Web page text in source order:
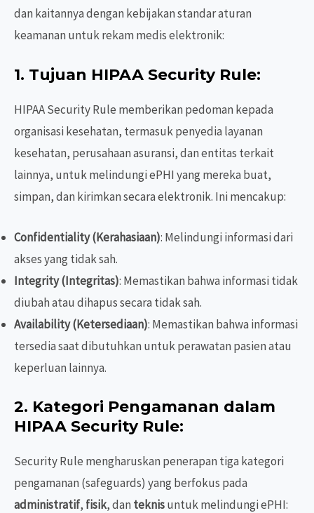
dan kaitannya dengan kebijakan standar aturan
keamanan untuk rekam medis elektronik:
1. Tujuan HIPAA Security Rule:
HIPAA Security Rule memberikan pedoman kepada
organisasi kesehatan, termasuk penyedia layanan
kesehatan, perusahaan asuransi, dan entitas terkait
lainnya, untuk melindungi ePHI yang mereka buat,
simpan, dan kirimkan secara elektronik. Ini mencakup:
Confidentiality (Kerahasiaan): Melindungi informasi dari
akses yang tidak sah.
Integrity (Integritas): Memastikan bahwa informasi tidak
diubah atau dihapus secara tidak sah.
Availability (Ketersediaan): Memastikan bahwa informasi
tersedia saat dibutuhkan untuk perawatan pasien atau
keperluan lainnya.
2. Kategori Pengamanan dalam
HIPAA Security Rule:
Security Rule mengharuskan penerapan tiga kategori
pengamanan (safeguards) yang berfokus pada
administratif, fisik, dan teknisuntuk melindungi ePHI: